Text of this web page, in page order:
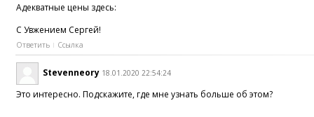
Адекватные цены здесь:
С Увжением Сергей!
Ответить Ссылка
Stevenneory 18.01.2020 22:54:24
Это интересно. Подскажите, где мне узнать больше об этом?